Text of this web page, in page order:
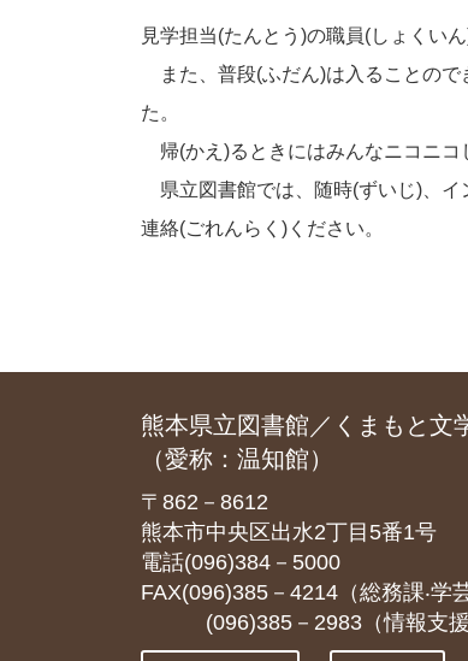
見学担当(たんとう)の職員(しょくい
また、普段(ふだん)は入ることので
た。
帰(かえ)るときにはみんなニコニコ
県立図書館では、随時(ずいじ)、イ
連絡(ごれんらく)ください。
熊本県立図書館／くまもと文
（愛称：温知館）
〒862－8612
熊本市中央区出水2丁目5番1号
電話(096)384－5000
FAX(096)385－4214（総務課‧学
(096)385－2983（情報支援